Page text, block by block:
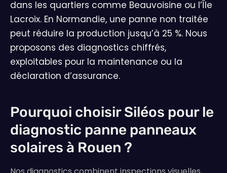
dans les quartiers comme Beauvoisine ou l’Île
Lacroix. En Normandie, une panne non traitée
peut réduire la production jusqu’à 25 %. Nous
proposons des diagnostics chiffrés,
exploitables pour la maintenance ou la
déclaration d’assurance.
Pourquoi choisir Siléos pour le
diagnostic panne panneaux
solaires à Rouen ?